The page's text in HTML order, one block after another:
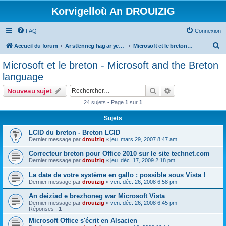
Korvigelloù An DROUIZIG
FAQ Connexion
Accueil du forum Ar stlenneg hag ar yezhoù bihan er bed a-bezh Microsoft et le breton - Microsoft and the Breton language
Microsoft et le breton - Microsoft and the Breton
language
Nouveau sujet Rechercher
24 sujets • Page 1 sur 1
Sujets
LCID du breton - Breton LCID
Dernier message par drouizig « jeu. mars 29, 2007 8:47 am
Correcteur breton pour Office 2010 sur le site technet.com
Dernier message par drouizig « jeu. déc. 17, 2009 2:18 pm
La date de votre système en gallo : possible sous Vista !
Dernier message par drouizig « ven. déc. 26, 2008 6:58 pm
An deiziad e brezhoneg war Microsoft Vista
Dernier message par drouizig « ven. déc. 26, 2008 6:45 pm
Réponses : 1
Microsoft Office s'écrit en Alsacien